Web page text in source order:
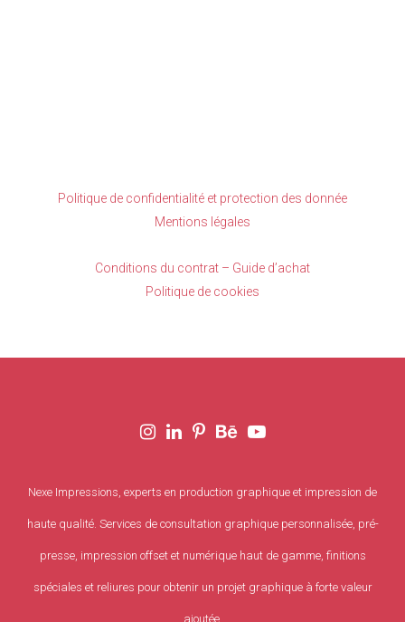
Politique de confidentialité et protection des donnée
Mentions légales
Conditions du contrat – Guide d’achat
Politique de cookies
Nexe Impressions, experts en production graphique et impression de
haute qualité. Services de consultation graphique personnalisée, pré-
presse, impression offset et numérique haut de gamme, finitions
spéciales et reliures pour obtenir un projet graphique à forte valeur
ajoutée.